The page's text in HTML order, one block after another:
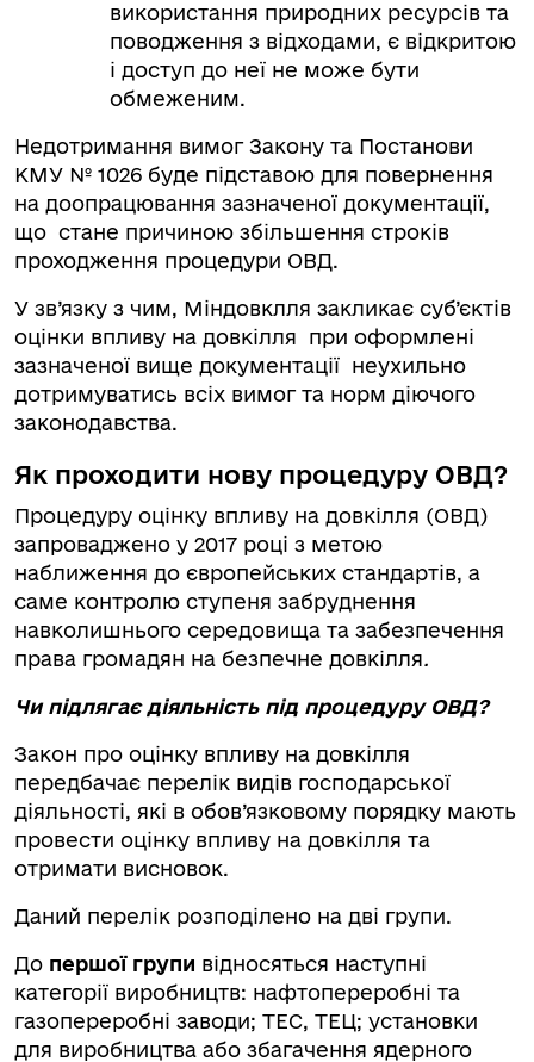
використання природних ресурсів та
поводження з відходами, є відкритою
і доступ до неї не може бути
обмеженим.
Недотримання вимог Закону та Постанови
КМУ № 1026 буде підставою для повернення
на доопрацювання зазначеної документації,
що стане причиною збільшення строків
проходження процедури ОВД.
У зв’язку з чим, Міндовклля закликає суб’єктів
оцінки впливу на довкілля при оформлені
зазначеної вище документації неухильно
дотримуватись всіх вимог та норм діючого
законодавства.
Як проходити нову процедуру ОВД?
Процедуру оцінку впливу на довкілля (ОВД)
запроваджено у 2017 році з метою
наближення до європейських стандартів, а
саме контролю ступеня забруднення
навколишнього середовища та забезпечення
права громадян на безпечне довкілля.
Чи підлягає діяльність під процедуру ОВД?
Закон про оцінку впливу на довкілля
передбачає перелік видів господарської
діяльності, які в обов’язковому порядку мають
провести оцінку впливу на довкілля та
отримати висновок.
Даний перелік розподілено на дві групи.
До першої групи відносяться наступні
категорії виробництв: нафтопереробні та
газопереробні заводи; ТЕС, ТЕЦ; установки
для виробництва або збагачення ядерного